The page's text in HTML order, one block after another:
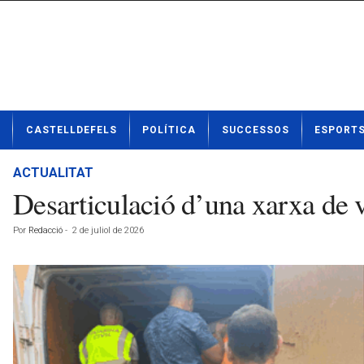
t
CASTELLDEFELS POLÍTICA SUCCESSOS ESPORTS
ACTUALITAT
Desarticulació d’una xarxa
Por Redacció - 2 de juliol de 2026